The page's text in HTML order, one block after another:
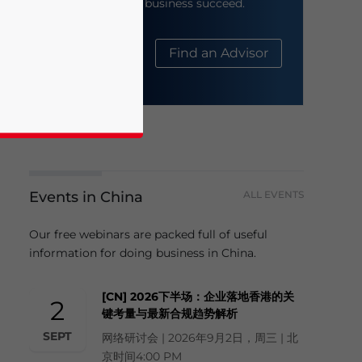
help your business succeed.
Find an Advisor
Events in China ALL EVENTS
Our free webinars are packed full of useful
information for doing business in China.
2
SEPT
[CN] 2026下半场：企业落地香港的关
键考量与最新合规趋势解析
网络研讨会 | 2026年9月2日，周三 | 北
京时间4:00 PM
news and updates for Asia!